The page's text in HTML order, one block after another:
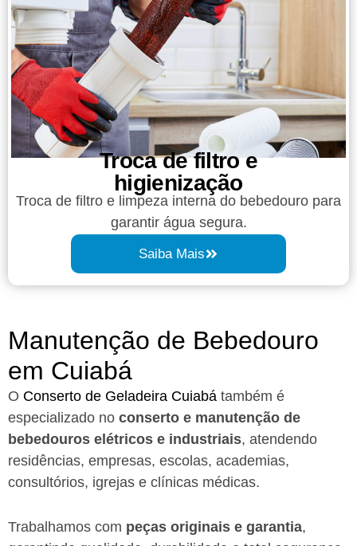
Troca de filtro e
higienização
Troca de filtro e limpeza interna do bebedouro para
garantir água segura.
Saiba Mais
Manutenção de Bebedouro
em Cuiabá​
O Conserto de Geladeira Cuiabá também é
especializado no conserto e manutenção de
bebedouros elétricos e industriais, atendendo
residências, empresas, escolas, academias,
consultórios, igrejas e clínicas médicas.
Trabalhamos com peças originais e garantia,